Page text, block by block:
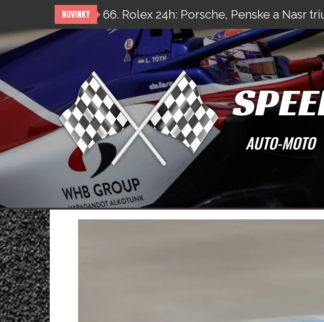
Přeskočit
obsah
NOVINKY 66. Rolex 24h: Porsche, Penske a Nasr
AUTO-MOTO